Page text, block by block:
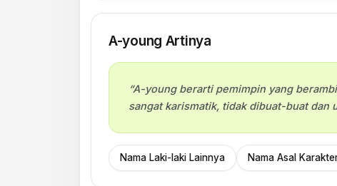
A-young Artinya
“A-young berarti pemimpin yang
sangat karismatik, tidak dibuat-buat dan
Nama Laki-laki Lainnya Nama Asal